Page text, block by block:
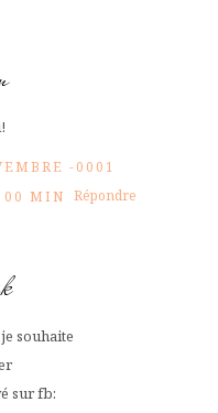
-0001
00 MIN Répondre
souhaite
sur fb: